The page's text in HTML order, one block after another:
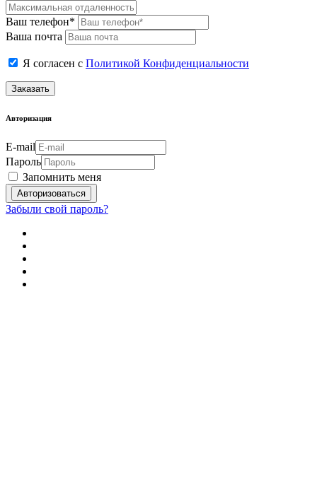
Ваш телефон*
Ваша почта
Я согласен с Политикой Конфиденциальности
Заказать
Авторизация
E-mail
Пароль
Запомнить меня
Забыли свой пароль?